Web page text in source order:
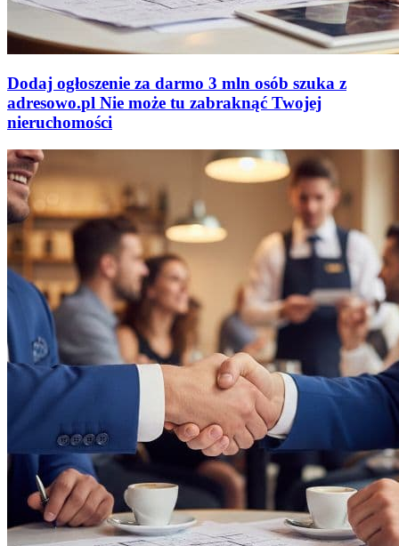
Dodaj ogłoszenie za darmo 3 mln osób szuka z
adresowo.pl Nie może tu zabraknąć Twojej
nieruchomości